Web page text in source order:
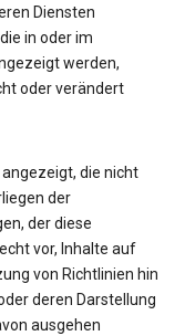
Diensten
in oder im
werden,
oder verändert
die nicht
der
der diese
vor, Inhalte auf
von Richtlinien hin
deren Darstellung
ausgehen